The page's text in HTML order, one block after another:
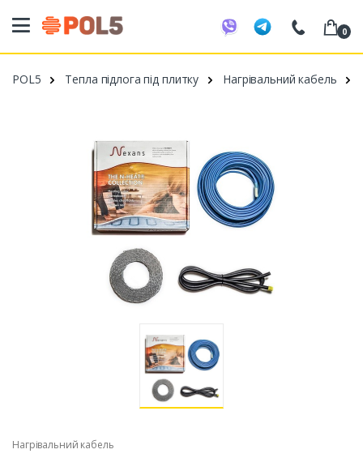
098 20 52 818
099 53 43 210
0
POL5 Тепла підлога під плитку Нагрівальний кабель
Нагрівальний кабель